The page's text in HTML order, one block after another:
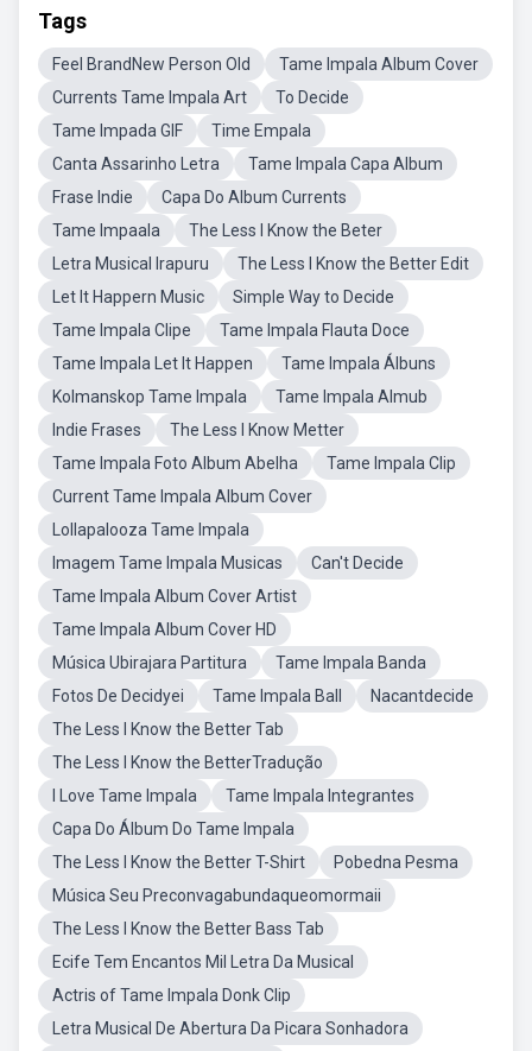
Tags
Feel BrandNew Person Old
Tame Impala Album Cover
Currents Tame Impala Art
To Decide
Tame Impada GIF
Time Empala
Canta Assarinho Letra
Tame Impala Capa Album
Frase Indie
Capa Do Album Currents
Tame Impaala
The Less I Know the Beter
Letra Musical Irapuru
The Less I Know the Better Edit
Let It Happern Music
Simple Way to Decide
Tame Impala Clipe
Tame Impala Flauta Doce
Tame Impala Let It Happen
Tame Impala Álbuns
Kolmanskop Tame Impala
Tame Impala Almub
Indie Frases
The Less I Know Metter
Tame Impala Foto Album Abelha
Tame Impala Clip
Current Tame Impala Album Cover
Lollapalooza Tame Impala
Imagem Tame Impala Musicas
Can't Decide
Tame Impala Album Cover Artist
Tame Impala Album Cover HD
Música Ubirajara Partitura
Tame Impala Banda
Fotos De Decidyei
Tame Impala Ball
Nacantdecide
The Less I Know the Better Tab
The Less I Know the BetterTradução
I Love Tame Impala
Tame Impala Integrantes
Capa Do Álbum Do Tame Impala
The Less I Know the Better T-Shirt
Pobedna Pesma
Música Seu Preconvagabundaqueomormaii
The Less I Know the Better Bass Tab
Ecife Tem Encantos Mil Letra Da Musical
Actris of Tame Impala Donk Clip
Letra Musical De Abertura Da Picara Sonhadora